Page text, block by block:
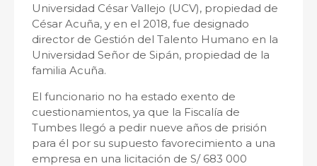
Universidad César Vallejo (UCV), propiedad de
César Acuña, y en el 2018, fue designado
director de Gestión del Talento Humano en la
Universidad Señor de Sipán, propiedad de la
familia Acuña.
El funcionario no ha estado exento de
cuestionamientos, ya que la Fiscalía de
Tumbes llegó a pedir nueve años de prisión
para él por su supuesto favorecimiento a una
empresa en una licitación de S/ 683 000